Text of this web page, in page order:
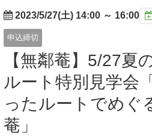
2023/5/27(土) 14:00 ～ 16:00
申込締切
【無鄰菴】5/27夏
ルート特別見学会
ったルートでめぐ
菴」